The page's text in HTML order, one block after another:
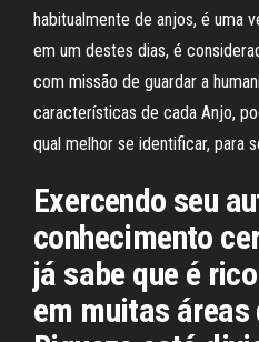
habitualmente de anjos, é uma
em um destes dias, é
com missão de guardar a
características de cada Anjo,
qual melhor se identificar, para
Exercendo seu
conhecimento
já sabe que é
em muitas